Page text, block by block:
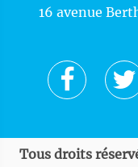
16 avenue
Tous droits